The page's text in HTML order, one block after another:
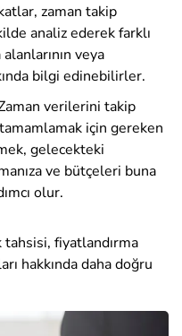
zaman takip
analiz ederek farklı
veya
bilgi edinebilirler.
verilerini takip
için gereken
gelecekteki
ve bütçeleri buna
olur.
fiyatlandırma
hakkında daha doğru